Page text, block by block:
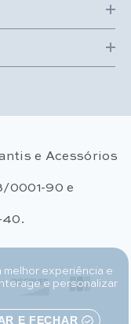
e Acessórios
0001-90 e
de pagamento
experiência e
e personalizar
E FECHAR